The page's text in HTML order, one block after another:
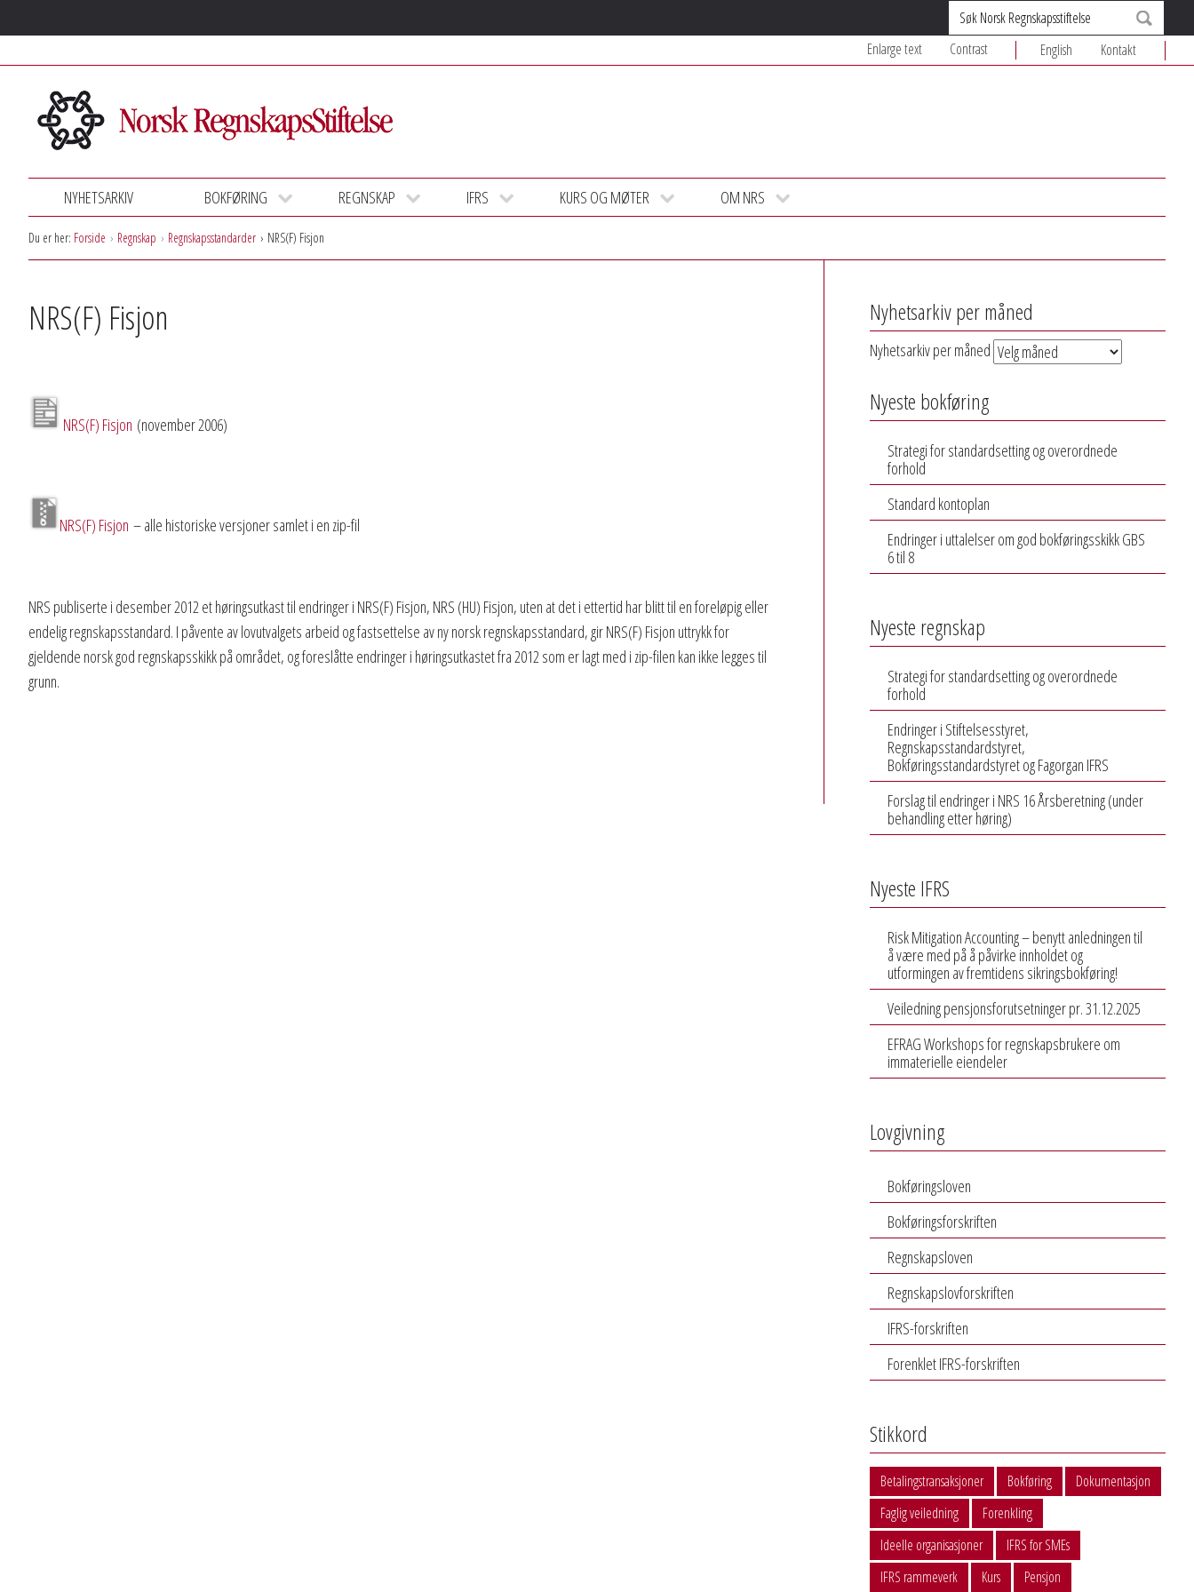
Søk
Enlarge text Contrast English Kontakt
NYHETSARKIV BOKFØRING REGNSKAP IFRS KURS OG MØTER OM NRS
Du er her: Forside Regnskap Regnskapsstandarder NRS(F) Fisjon
NRS(F) Fisjon
NRS(F) Fisjon (november 2006)
NRS(F) Fisjon – alle historiske versjoner samlet i en zip-fil
NRS publiserte i desember 2012 et høringsutkast til endringer i NRS(F) Fisjon, NRS (HU) Fisjon, uten at det i ettertid har blitt til en foreløpig eller
endelig regnskapsstandard. I påvente av lovutvalgets arbeid og fastsettelse av ny norsk regnskapsstandard, gir NRS(F) Fisjon uttrykk for
gjeldende norsk god regnskapsskikk på området, og foreslåtte endringer i høringsutkastet fra 2012 som er lagt med i zip-filen kan ikke legges til
grunn.
Nyhetsarkiv per måned
Nyhetsarkiv per måned
Nyeste bokføring
Strategi for standardsetting og overordnede
forhold
Standard kontoplan
Endringer i uttalelser om god bokføringsskikk GBS
6 til 8
Nyeste regnskap
Strategi for standardsetting og overordnede
forhold
Endringer i Stiftelsesstyret,
Regnskapsstandardstyret,
Bokføringsstandardstyret og Fagorgan IFRS
Forslag til endringer i NRS 16 Årsberetning (under
behandling etter høring)
Nyeste IFRS
Risk Mitigation Accounting – benytt anledningen til
å være med på å påvirke innholdet og
utformingen av fremtidens sikringsbokføring!
Veiledning pensjonsforutsetninger pr. 31.12.2025
EFRAG Workshops for regnskapsbrukere om
immaterielle eiendeler
Lovgivning
Bokføringsloven
Bokføringsforskriften
Regnskapsloven
Regnskapslovforskriften
IFRS-forskriften
Forenklet IFRS-forskriften
Stikkord
Betalingstransaksjoner Bokføring
Dokumentasjon
Faglig veiledning
Forenkling
Ideelle organisasjoner
IFRS for SMEs
IFRS rammeverk
Kurs Pensjon